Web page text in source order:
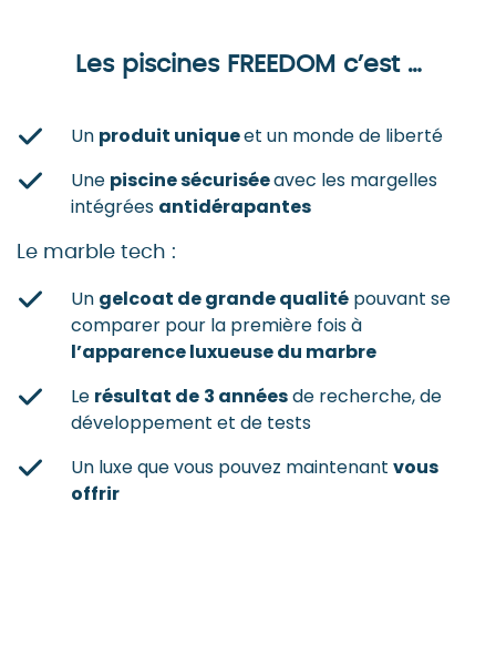
Les piscines FREEDOM c’est …
Un produit uniqueet un monde de liberté
Une piscine sécuriséeavec les margelles
intégrées antidérapantes
Le marble tech :
Un gelcoat de grande qualité pouvant se
comparer pour la première fois à
l’apparence luxueuse du marbre
Le résultat de 3 annéesde recherche, de
développement et de tests
Un luxe que vous pouvez maintenant vous
offrir